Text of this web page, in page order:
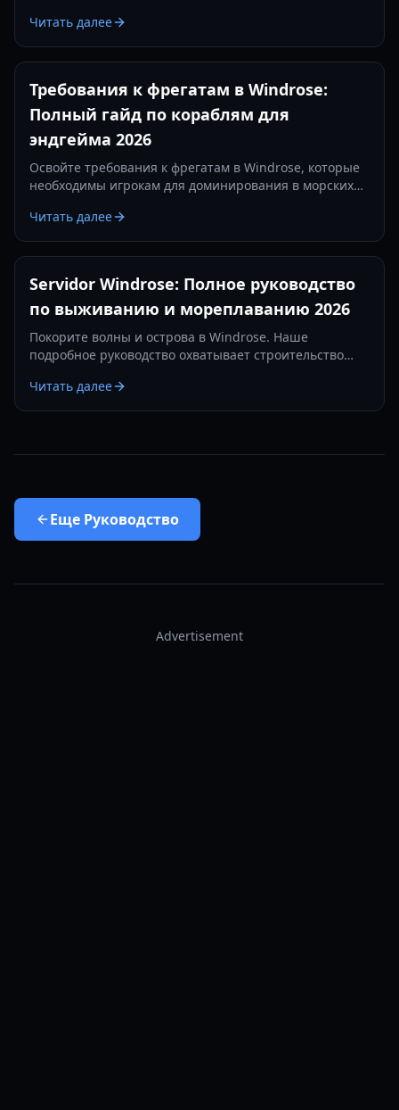
изготовив железные слитки.
Читать далее
Требования к фрегатам в Windrose:
Полный гайд по кораблям для
эндгейма 2026
Освойте требования к фрегатам в Windrose, которые
необходимы игрокам для доминирования в морских
предметах защиты и тактиках на 2026 год.
Читать далее
Servidor Windrose: Полное руководство
по выживанию и мореплаванию 2026
Покорите волны и острова в Windrose. Наше
подробное руководство охватывает строительство
году.
Читать далее
Еще Руководство
Advertisement